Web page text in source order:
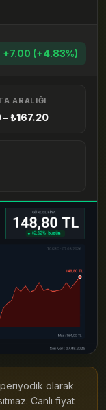
+7.00 (+4.83%)
ARALIĞI
₺167.20
olarak
Canlı fiyat